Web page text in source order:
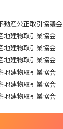
動産公正取引協議会
地建物取引業協会
地建物取引業協会
地建物取引業協会
地建物取引業協会
地建物取引業協会
地建物取引業協会